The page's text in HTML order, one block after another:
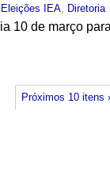
Eleições IEA, Diretoria
10 de março
Próximos 10 itens